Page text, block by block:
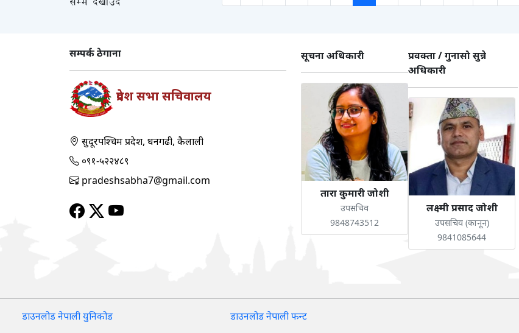
सम्पर्क ठेगाना
प्रदेश सभा सचिवालय
सुदूरपश्‍चिम प्रदेश, धनगढी, कैलाली
०९१-५२२४८९
pradeshsabha7@gmail.com
सूचना अधिकारी
तारा कुमारी जोशी
उपसचिव
9848743512
प्रवक्ता / गुनासो सुन्ने
अधिकारी
लक्ष्मी प्रसाद जोशी
उपसचिव (कानून)
9841085644
डाउनलोड नेपाली युनिकोड डाउनलोड नेपाली फन्ट